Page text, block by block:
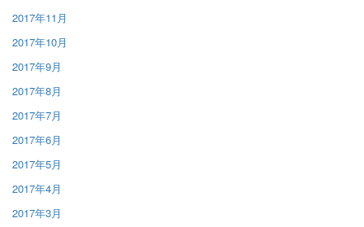
2017年11月
2017年10月
2017年9月
2017年8月
2017年7月
2017年6月
2017年5月
2017年4月
2017年3月